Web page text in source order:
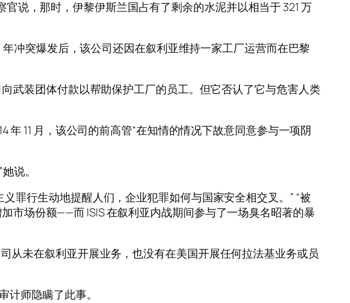
说，那时，伊黎伊斯兰国占有了剩余的水泥并以相当于 321 万
冲突爆发后，该公司还因在叙利亚维持一家工厂运营而在巴黎
武装团体付款以帮助保护工厂的员工。但它否认了它与危害人类
年 11 月，该公司的前高管“在知情的情况下故意同意参与一项阴
说。
罪行生动地提醒人们，企业犯罪如何与国家安全相交叉。” “被
市场份额——而 ISIS 在叙利亚内战期间参与了一场臭名昭著的暴
从未在叙利亚开展业务，也没有在美国开展任何拉法基业务或员
计师隐瞒了此事。